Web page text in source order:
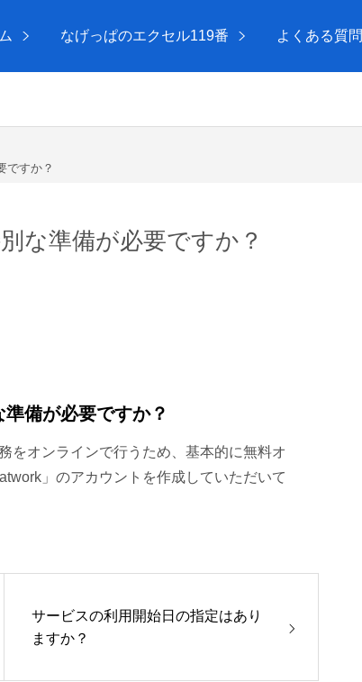
なげっぱのエクセル119番 よくある質問
ですか？
な準備が必要ですか？
備が必要ですか？
をオンラインで行うため、基本的に無料オ
」のアカウントを作成していただいて
サービスの利用開始日の指定はあり
ますか？